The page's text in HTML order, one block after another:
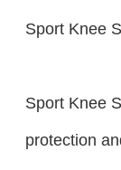
Sport Knee
Sport Knee
protection